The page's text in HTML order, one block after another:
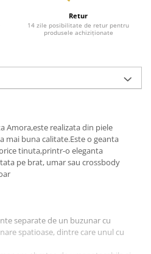
Retur
14 zile posibilitate de retur pentru
produsele achiziționate
Amora,este realizata din piele
mai buna calitate.Este o geanta
tinuta,printr-o eleganta
pe brat, umar sau crossbody
separate de un buzunar cu
spatioase, dintre care unul cu